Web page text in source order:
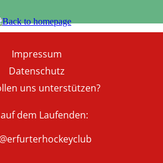
Impressum
Datenschutz
uns unterstützen?
dem Laufenden:
@erfurterhockeyclub